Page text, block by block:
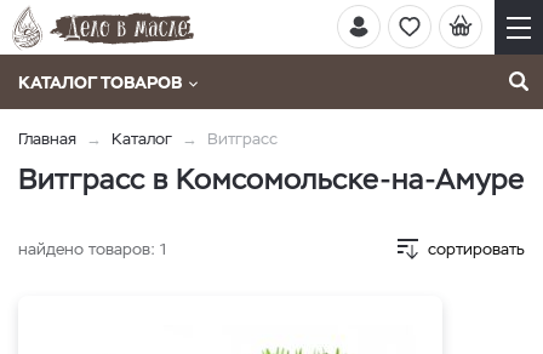
КАТАЛОГ ТОВАРОВ
Главная Каталог Витграсс
Витграсс в Комсомольске-на-Амуре
найдено товаров: 1 сортировать